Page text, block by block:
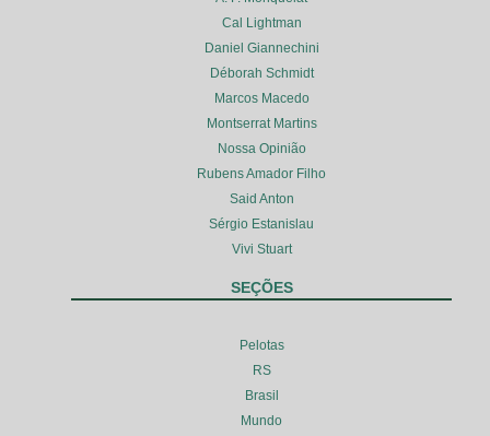
Cal Lightman
Daniel Giannechini
Déborah Schmidt
Marcos Macedo
Montserrat Martins
Nossa Opinião
Rubens Amador Filho
Said Anton
Sérgio Estanislau
Vivi Stuart
SEÇÕES
Pelotas
RS
Brasil
Mundo